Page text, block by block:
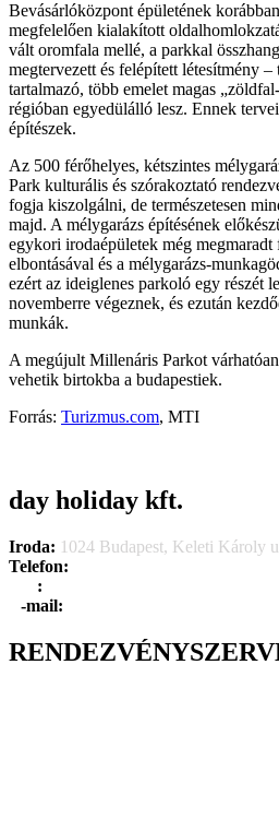
Bevásárlóközpont épületének
megfelelően kialakított
vált oromfala mellé, a parkkal
megtervezett és felépített létesítmény –
tartalmazó, több emelet magas
régióban egyedülálló lesz. Ennek
építészek.
Az 500 férőhelyes, kétszintes
Park kulturális és szórakoztató
fogja kiszolgálni, de természetesen
majd. A mélygarázs építésének
egykori irodaépületek még
elbontásával és a mélygarázs-
ezért az ideiglenes parkoló egy részét
novemberre végeznek, és ezután
munkák.
A megújult Millenáris Parkot
vehetik birtokba a budapestiek.
Forrás: Turizmus.com, MTI
day holiday kft.
Iroda: 1024 Budapest, Keleti Károly
Telefon:
:
-mail: